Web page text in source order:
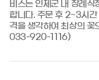
비스는 인제군 내 장례식
합니다. 주문 후 2~3시간
격을 생각하여 최상의 꽃
033-920-1116)